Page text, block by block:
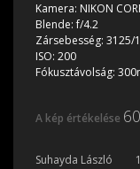
Kamera: NIKON
Blende:f/4.2
Zársebesség: 3125/
ISO: 200
Fókusztávolság:
A kép értékelése
Suhayda László